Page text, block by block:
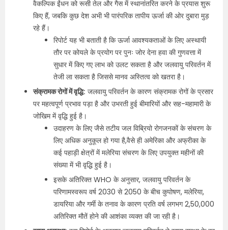
वैकल्पिक ईंधन को रूसी तेल और गैस में स्थानांतरित करने के प्रयास शुरू
किए हैं, जबकि कुछ देश अभी भी पारंपरिक तापीय ऊर्जा की ओर दुबारा मुड़
रहे हैं।
रिपोर्ट यह भी बताती है कि ऊर्जा आवश्यकताओं के लिए अस्थायी
तौर पर कोयले के प्रयोग पर पुनः जोर देना हवा की गुणवत्ता में
सुधार में किए गए लाभ को उलट सकता है और जलवायु परिवर्तन में
तेजी ला सकता है जिससे मानव अस्तित्व को खतरा है।
संक्रामक रोगों में वृद्धि: जलवायु परिवर्तन के कारण संक्रामक रोगों के प्रसार
पर महत्वपूर्ण प्रभाव पड़ा है और उभरती हुई बीमारियों और सह-महामारी के
जोखिम में वृद्धि हुई है।
उदाहरण के लिए जैसे तटीय जल विब्रियो रोगजनकों के संचरण के
लिए अधिक अनुकूल हो गया है,वैसे ही अमेरिका और अफ्रीका के
कई पहाड़ी क्षेत्रों में मलेरिया संचरण के लिए उपयुक्त महीनों की
संख्या में भी वृद्धि हुई है।
इसके अतिरिक्त WHO के अनुसार, जलवायु परिवर्तन के
परिणामस्वरूप वर्ष 2030 से 2050 के बीच कुपोषण, मलेरिया,
डायरिया और गर्मी के तनाव के कारण प्रति वर्ष लगभग 2,50,000
अतिरिक्त मौतें होने की आशंका व्यक्त की जा रही है।